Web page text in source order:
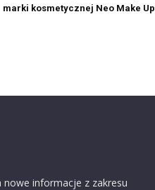
marki kosmetycznej Neo Make Up
nowe informacje z zakresu